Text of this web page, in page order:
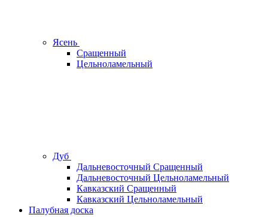
Ясень
Сращенный
Цельноламельный
Дуб
Дальневосточный Сращенный
Дальневосточный Цельноламельный
Кавказский Сращенный
Кавказский Цельноламельный
Палубная доска